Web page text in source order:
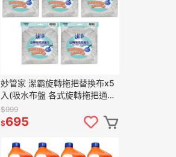
妙管家 潔霸旋轉拖把替換布x5
入(吸水布盤 各式旋轉拖把通用/
適用好神拖)
$999
$695